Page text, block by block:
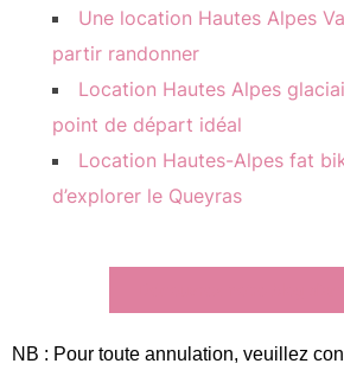
Une location Hautes Alpes
partir randonner
Location Hautes Alpes
point de départ idéal
Location Hautes-Alpes fat
d’explorer le Queyras
NB : Pour toute annulation, veuillez